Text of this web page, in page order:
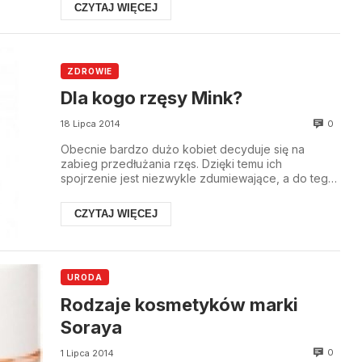
CZYTAJ WIĘCEJ
ZDROWIE
Dla kogo rzęsy Mink?
18 Lipca 2014 0
Obecnie bardzo dużo kobiet decyduje się na
zabieg przedłużania rzęs. Dzięki temu ich
spojrzenie jest niezwykle zdumiewające, a do tego
CZYTAJ WIĘCEJ
URODA
Rodzaje kosmetyków marki
Soraya
1 Lipca 2014 0